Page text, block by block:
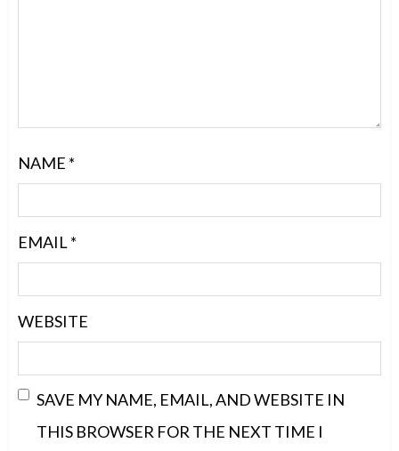
NAME *
EMAIL*
WEBSITE
SAVE MY NAME, EMAIL, AND WEBSITE IN
THIS BROWSER FOR THE NEXT TIME I